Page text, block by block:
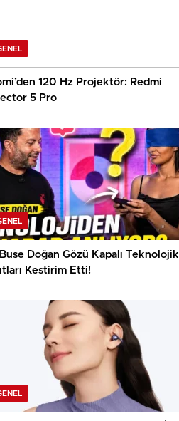
120 Hz Projektör: Redmi
5 Pro
Doğan Gözü Kapalı Teknolojik
Kestirim Etti!